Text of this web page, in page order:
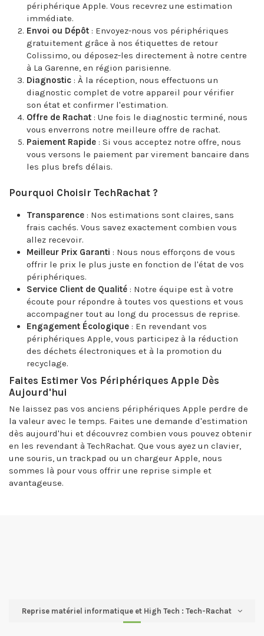
périphérique Apple. Vous recevrez une estimation
immédiate.
Envoi ou Dépôt : Envoyez-nous vos périphériques
gratuitement grâce à nos étiquettes de retour
Colissimo, ou déposez-les directement à notre centre
à La Garenne, en région parisienne.
Diagnostic : À la réception, nous effectuons un
diagnostic complet de votre appareil pour vérifier
son état et confirmer l'estimation.
Offre de Rachat : Une fois le diagnostic terminé, nous
vous enverrons notre meilleure offre de rachat.
Paiement Rapide : Si vous acceptez notre offre, nous
vous versons le paiement par virement bancaire dans
les plus brefs délais.
Pourquoi Choisir TechRachat ?
Transparence : Nos estimations sont claires, sans
frais cachés. Vous savez exactement combien vous
allez recevoir.
Meilleur Prix Garanti : Nous nous efforçons de vous
offrir le prix le plus juste en fonction de l'état de vos
périphériques.
Service Client de Qualité : Notre équipe est à votre
écoute pour répondre à toutes vos questions et vous
accompagner tout au long du processus de reprise.
Engagement Écologique : En revendant vos
périphériques Apple, vous participez à la réduction
des déchets électroniques et à la promotion du
recyclage.
Faites Estimer Vos Périphériques Apple Dès
Aujourd'hui
Ne laissez pas vos anciens périphériques Apple perdre de
la valeur avec le temps. Faites une demande d'estimation
dès aujourd'hui et découvrez combien vous pouvez obtenir
en les revendant à TechRachat. Que vous ayez un clavier,
une souris, un trackpad ou un chargeur Apple, nous
sommes là pour vous offrir une reprise simple et
avantageuse.
Reprise matériel informatique et High Tech : Tech-Rachat